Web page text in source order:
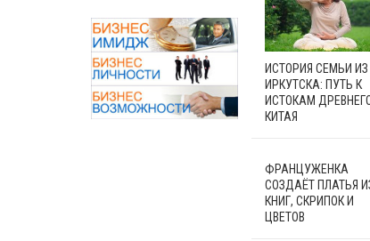
ИСТОРИЯ СЕМЬИ ИЗ
ИРКУТСКА: ПУТЬ К
ИСТОКАМ
КИТАЯ
ФРАНЦУЖЕНКА
СОЗДАЁТ ПЛАТЬЯ
КНИГ, СКРИПОК И
ЦВЕТОВ